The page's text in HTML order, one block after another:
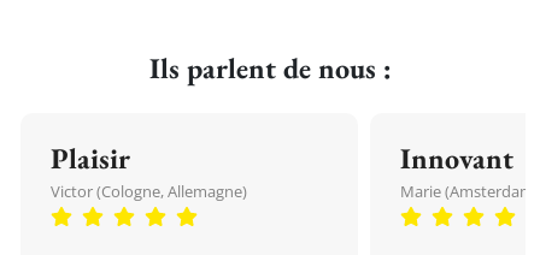
Ils parlent de nous :
Plaisir
Victor (Cologne, Allemagne)
Innovant
Marie (Amsterdam,